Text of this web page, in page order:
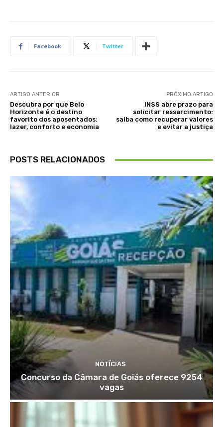
Facebook Twitter
ARTIGO ANTERIOR
Descubra por que Belo
Horizonte é o destino
favorito dos aposentados:
lazer, conforto e economia
PRÓXIMO ARTIGO
INSS abre prazo para
solicitar ressarcimento:
saiba como recuperar valores
e evitar a justiça
POSTS RELACIONADOS
NOTÍCIAS
Concurso da Câmara de Goiás oferece 9254
vagas